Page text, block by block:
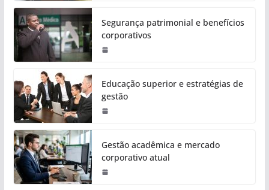
Segurança patrimonial e benefícios
corporativos
Educação superior e estratégias de
gestão
Gestão acadêmica e mercado
corporativo atual